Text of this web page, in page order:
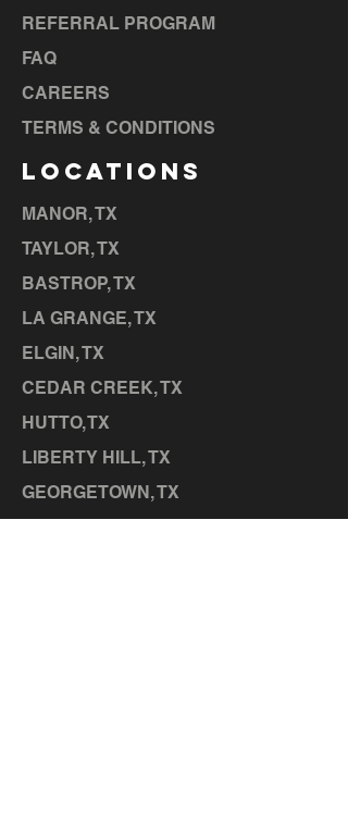
REFERRAL PROGRAM
FAQ
CAREERS
TERMS & CONDITIONS
LOCATIONS
MANOR, TX
TAYLOR, TX
BASTROP, TX
LA GRANGE, TX
ELGIN, TX
CEDAR CREEK, TX
HUTTO,TX
LIBERTY HILL, TX
GEORGETOWN, TX